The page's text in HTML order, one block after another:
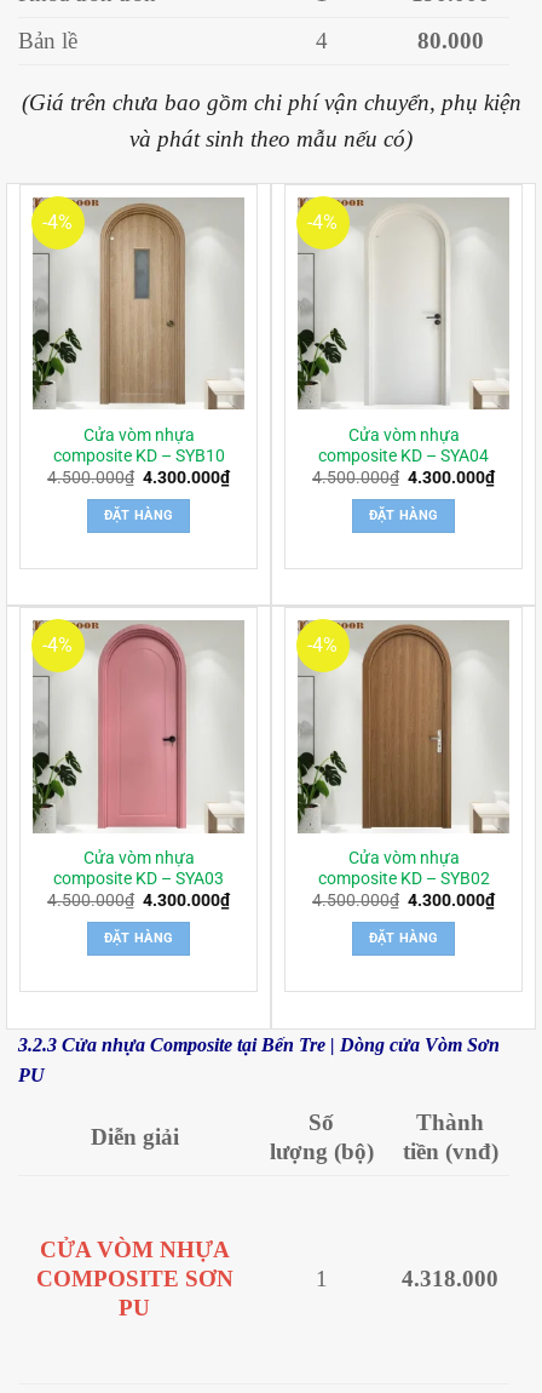
Bản lề
4 80.000
(Giá trên chưa bao gồm chi phí vận chuyển, phụ kiện
và phát sinh theo mẫu nếu có)
-4%
Cửa vòm nhựa
composite KD – SYB10
4.500.000₫ Giá
là:
4.500.000₫.
4.300.000₫Giá
hiện
ĐẶT HÀNG
-4%
Cửa vòm nhựa
composite KD – SYA04
4.500.000₫ Giá
là:
4.500.000₫.
4.300.000₫Giá
hiện
ĐẶT HÀNG
-4%
Cửa vòm nhựa
composite KD – SYA03
4.500.000₫ Giá
là:
4.500.000₫.
4.300.000₫Giá
hiện
ĐẶT HÀNG
-4%
Cửa vòm nhựa
composite KD – SYB02
4.500.000₫ Giá
là:
4.500.000₫.
4.300.000₫Giá
hiện
ĐẶT HÀNG
3.2.3 Cửa nhựa Composite tại Bến Tre | Dòng cửa Vòm Sơn
PU
Diễn giải
Số
lượng (bộ)
Thành
tiền (vnđ)
CỬA VÒM NHỰA
COMPOSITE SƠN
PU
1 4.318.000